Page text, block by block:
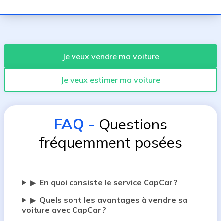
Je veux vendre ma voiture
Je veux estimer ma voiture
FAQ - Questions
fréquemment posées
▶ En quoi consiste le service CapCar ?
▶ Quels sont les avantages à vendre sa
voiture avec CapCar ?